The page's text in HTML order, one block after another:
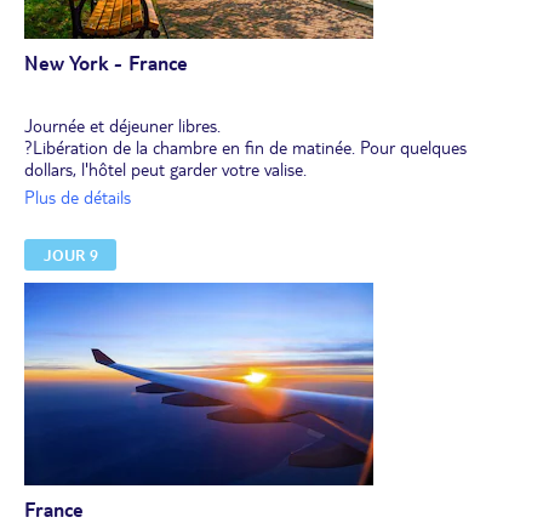
New York - France
Journée et déjeuner libres.
?Libération de la chambre en fin de matinée. Pour quelques
dollars, l'hôtel peut garder votre valise.
Profitez-en pour faire du shopping ou vous promener dans la ville.
le vol retour.
Plus de détails
JOUR 9
France